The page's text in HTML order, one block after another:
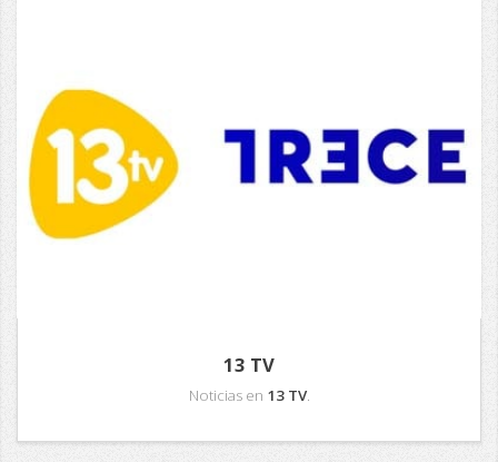
13 TV
Noticias en 13 TV.